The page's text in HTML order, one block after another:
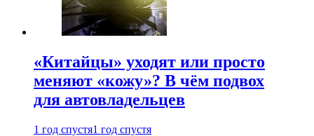
«Китайцы» уходят или просто
меняют «кожу»? В чём подвох
для автовладельцев
1 год спустя1 год спустя